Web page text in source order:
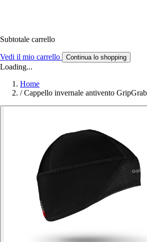
Subtotale carrello
Vedi il mio carrello Continua lo shopping
Loading...
Home
/ Cappello invernale antivento GripGrab